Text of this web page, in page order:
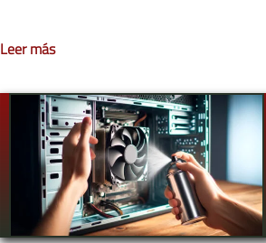
Leer más